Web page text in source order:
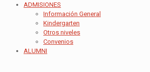
ADMISIONES
Información General
Kindergarten
Otros niveles
Convenios
ALUMNI